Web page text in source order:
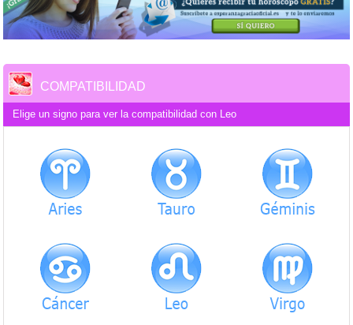
COMPATIBILIDAD
Elige un signo para ver la compatibilidad con Leo